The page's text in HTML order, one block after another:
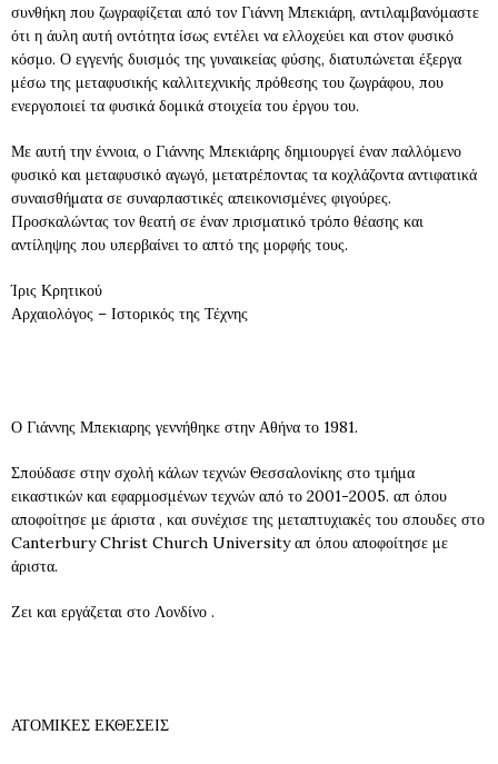
συνθήκη που ζωγραφίζεται από τον Γιάννη Μπεκιάρη, αντιλαμβανόμαστε
ότι η άυλη αυτή οντότητα ίσως εντέλει να ελλοχεύει και στον φυσικό
κόσμο. Ο εγγενής δυισμός της γυναικείας φύσης, διατυπώνεται έξεργα
μέσω της μεταφυσικής καλλιτεχνικής πρόθεσης του ζωγράφου, που
ενεργοποιεί τα φυσικά δομικά στοιχεία του έργου του.
Με αυτή την έννοια, ο Γιάννης Μπεκιάρης δημιουργεί έναν παλλόμενο
φυσικό και μεταφυσικό αγωγό, μετατρέποντας τα κοχλάζοντα αντιφατικά
συναισθήματα σε συναρπαστικές απεικονισμένες φιγούρες.
Προσκαλώντας τον θεατή σε έναν πρισματικό τρόπο θέασης και
αντίληψης που υπερβαίνει το απτό της μορφής τους.
Ίρις Κρητικού
Αρχαιολόγος – Ιστορικός της Τέχνης
Ο Γιάννης Μπεκιαρης γεννήθηκε στην Αθήνα το 1981.
Σπούδασε στην σχολή κάλων τεχνών Θεσσαλονίκης στο τμήμα
εικαστικών και εφαρμοσμένων τεχνών από το 2001-2005. απ όπου
αποφοίτησε με άριστα , και συνέχισε της μεταπτυχιακές του σπουδες στο
Canterbury Christ Church University απ όπου αποφοίτησε με
άριστα.
Ζει και εργάζεται στο Λονδίνο .
ΑΤΟΜΙΚΕΣ ΕΚΘΕΣΕΙΣ